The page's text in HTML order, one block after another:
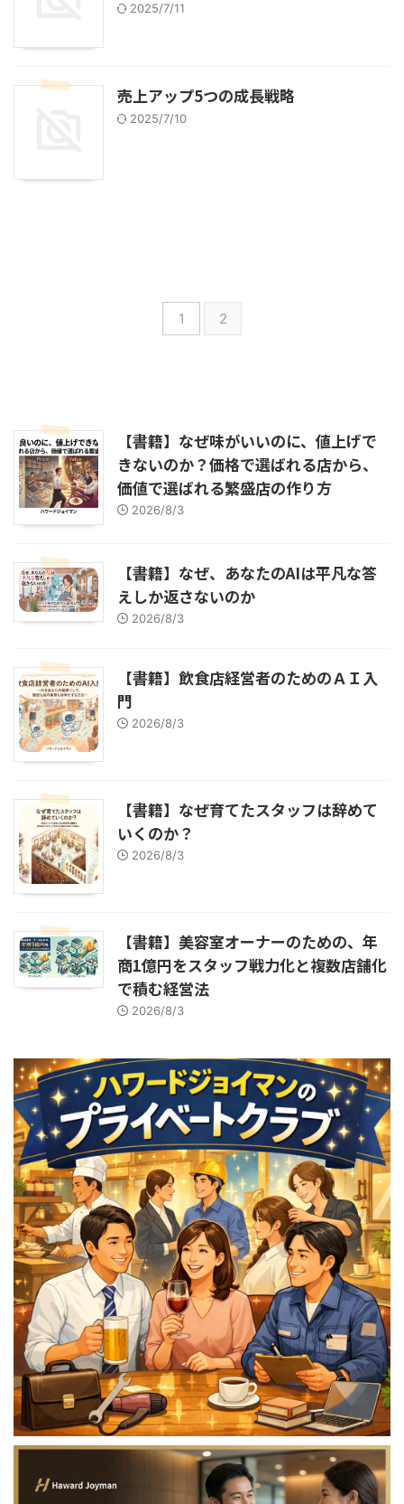
2025/7/11
売上アップ5つの成長戦略
2025/7/10
1 2
【書籍】なぜ味がいいのに、値上げで
きないのか？価格で選ばれる店から、
価値で選ばれる繁盛店の作り方
2026/8/3
【書籍】なぜ、あなたのAIは平凡な答
えしか返さないのか
2026/8/3
【書籍】飲食店経営者のためのＡＩ入
門
2026/8/3
【書籍】なぜ育てたスタッフは辞めて
いくのか？
2026/8/3
【書籍】美容室オーナーのための、年
商1億円をスタッフ戦力化と複数店舗化
で積む経営法
2026/8/3